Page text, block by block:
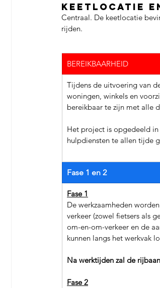
Keetlocatie
Centraal. De keetlocatie
rijden.
BEREIKBAARHEID
Tijdens de uitvoering van
woningen, winkels en
bereikbaar te zijn met alle
Het project is opgedeeld
hulpdiensten te allen tijde
Fase 1 en 2
Fase 1
De werkzaamheden
verkeer (zowel fietsers als
om-en-om-verkeer en de
kunnen langs het werkvak
Na werktijden zal de
Fase 2